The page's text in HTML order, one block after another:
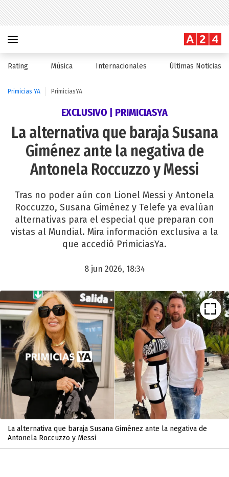
Rating Música Internacionales Últimas Noticias
Primicias YA PrimiciasYA
EXCLUSIVO | PRIMICIASYA
La alternativa que baraja Susana
Giménez ante la negativa de
Antonela Roccuzzo y Messi
Tras no poder aún con Lionel Messi y Antonela
Roccuzzo, Susana Giménez y Telefe ya evalúan
alternativas para el especial que preparan con
vistas al Mundial. Mira información exclusiva a la
que accedió PrimiciasYa.
8 jun 2026, 18:34
La alternativa que baraja Susana Giménez ante la negativa de
Antonela Roccuzzo y Messi